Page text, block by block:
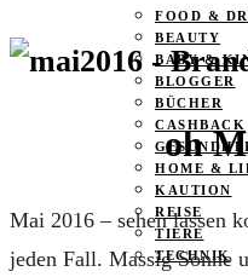
FOOD &
BEAUTY
BABY &
BLOGGER
BÜCHER
CASHBACK
HOME &
KAUTION
REISE
TIERE
TECHNIK
oh
Mai 2016 – sehen lassen
jeden Fall. Massig Sonne